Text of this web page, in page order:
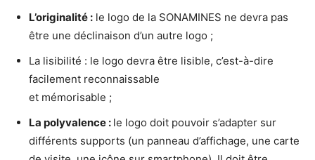
L’originalité : le logo de la SONAMINES ne devra pas
être une déclinaison d’un autre logo ;
La lisibilité : le logo devra être lisible, c’est-à-dire
facilement reconnaissable
et mémorisable ;
La polyvalence : le logo doit pouvoir s’adapter sur
différents supports (un panneau d’affichage, une carte